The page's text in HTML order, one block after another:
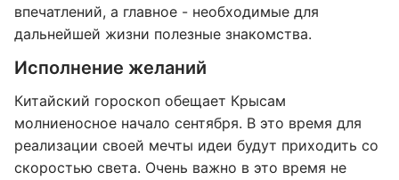
впечатлений, а главное - необходимые для
дальнейшей жизни полезные знакомства.
Исполнение желаний
Китайский гороскоп обещает Крысам
молниеносное начало сентября. В это время для
реализации своей мечты идеи будут приходить со
скоростью света. Очень важно в это время не